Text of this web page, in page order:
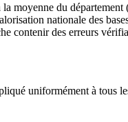
du
nationale des
contenir des erreurs
uniformément à tous